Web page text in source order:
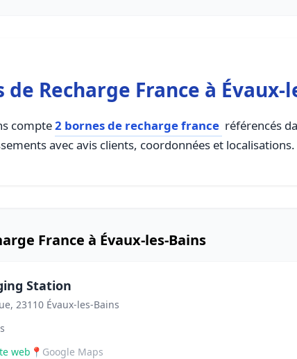
de Recharge France à Évaux-
compte2 bornes de recharge france référencés
avec avis clients, coordonnées et localisations.
France à Évaux-les-Bains
Station
23110 Évaux-les-Bains
web 📍 Google Maps